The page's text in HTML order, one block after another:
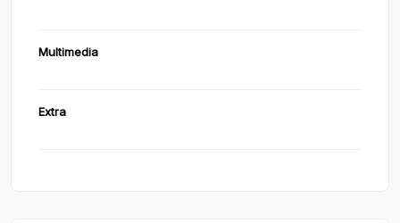
Multimedia
Extra